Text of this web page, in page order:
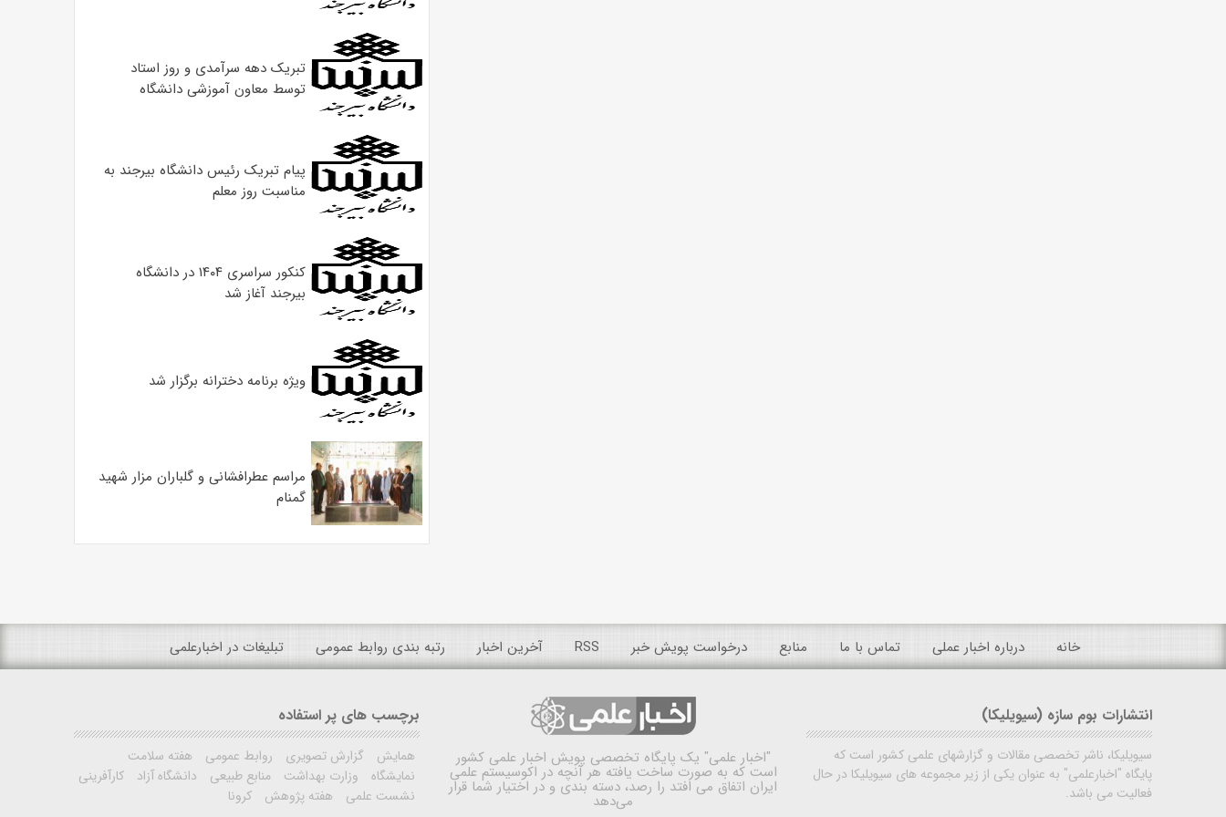
تبریک دهه سرآمدی و روز استاد
توسط معاون آموزشی دانشگاه
پیام تبریک رئیس دانشگاه بیرجند به
مناسبت روز معلم
کنکور سراسری ۱۴۰۴ در دانشگاه
بیرجند آغاز شد
ویژه برنامه دخترانه برگزار شد
مراسم عطرافشانی و گلباران مزار شهید
گمنام
خانه درباره اخبار عملی تماس با ما منابع درخواست پویش خبر RSS آخرین اخبار رتبه بندی روابط عمومی تبلیغات در اخبارعلمی
انتشارات بوم سازه (سیویلیکا)
سیویلیکا، ناشر تخصصی مقالات و گزارشهای علمی کشور است که
پایگاه "اخبارعلمی" به عنوان یکی از زیر مجموعه های سیویلیکا در حال
فعالیت می باشد.
"اخبار علمی" یک پایگاه تخصصی پویش اخبار علمی کشور
است که به صورت ساخت یافته هر آنچه در اکوسیستم علمی
ایران اتفاق می افتد را رصد، دسته بندی و در اختیار شما قرار
می‌دهد
برچسب های پر استفاده
همایش گزارش تصویری روابط عمومی
هفته سلامت
نمایشگاه
وزارت بهداشت منابع طبیعی دانشگاه آزاد
کارآفرینی
نشست علمی
هفته پژوهش کرونا